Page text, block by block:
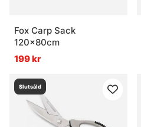
Fox Carp Sack
120x80cm
199 kr
Slutsåld